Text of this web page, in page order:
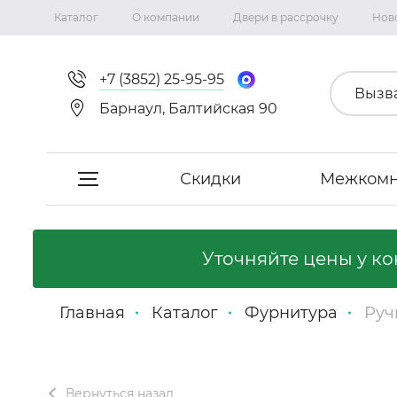
Каталог О компании Двери в рассрочку
+7 (3852) 25-95-95
Барнаул, Балтийская 90
Скидки
Межкомнатные двери
Уточняйте цены у
Главная Каталог Фурнитура
Вернуться назад